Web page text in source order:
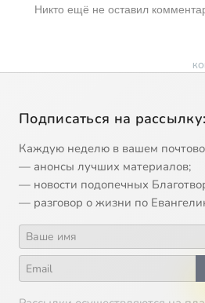
Никто ещё не оставил
Подписаться на рассылку:
Каждую неделю в вашем
— анонсы лучших материалов;
— новости подопечных
— разговор о жизни по